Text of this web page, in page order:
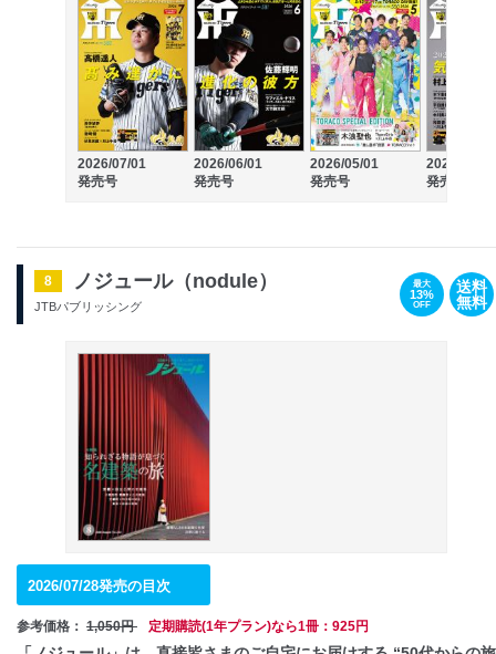
2026/07/01
発売号
2026/06/01
発売号
2026/05/01
発売号
2026/04/01
発売号
8 ノジュール（nodule）
JTBパブリッシング
最大
13%
OFF
送料
無料
2026/07/28発売の目次
参考価格： 1,050円 定期購読(1年プラン)なら1冊：925円